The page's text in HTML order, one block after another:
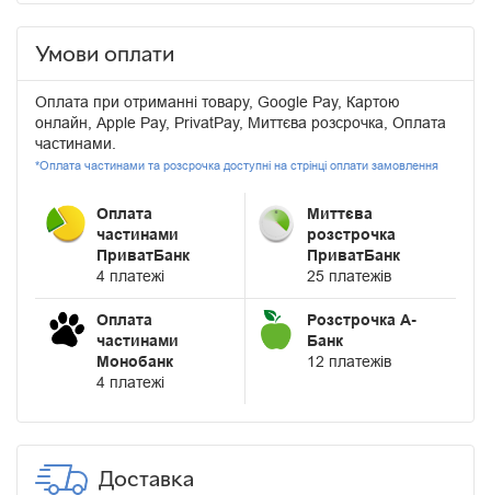
Умови оплати
Оплата при отриманні товару, Google Pay, Картою
онлайн, Apple Pay, PrivatPay, Миттєва розсрочка, Оплата
частинами.
*Оплата частинами та розсрочка доступні на стрінці оплати замовлення
Оплата
частинами
ПриватБанк
4 платежі
Миттєва
розстрочка
ПриватБанк
25 платежів
Оплата
частинами
Монобанк
4 платежі
Розстрочка А-
Банк
12 платежів
Доставка